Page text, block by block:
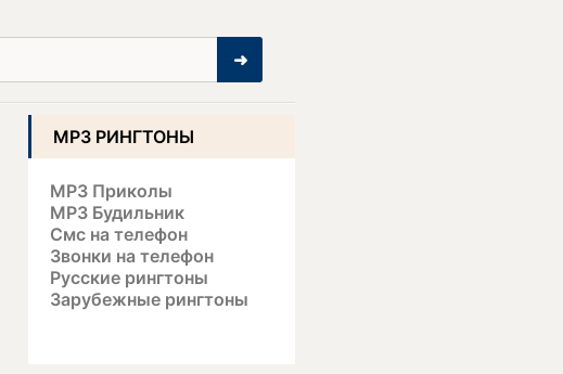
➜
MP3 РИНГТОНЫ
MP3 Приколы
MP3 Будильник
Смс на телефон
Звонки на телефон
Русские рингтоны
Зарубежные рингтоны